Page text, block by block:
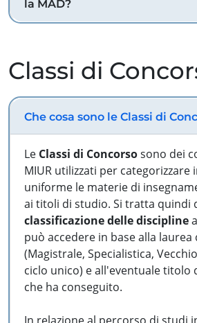
la MAD?
Classi di
Che cosa sono le Classi di
Le Classi di Concorsosono dei
MIUR utilizzati per categorizzare
uniforme le materie di
ai titoli di studio. Si tratta quindi
classificazione delle discipline
può accedere in base alla laurea
(Magistrale, Specialistica,
ciclo unico) e all'eventuale titolo
che ha conseguito.